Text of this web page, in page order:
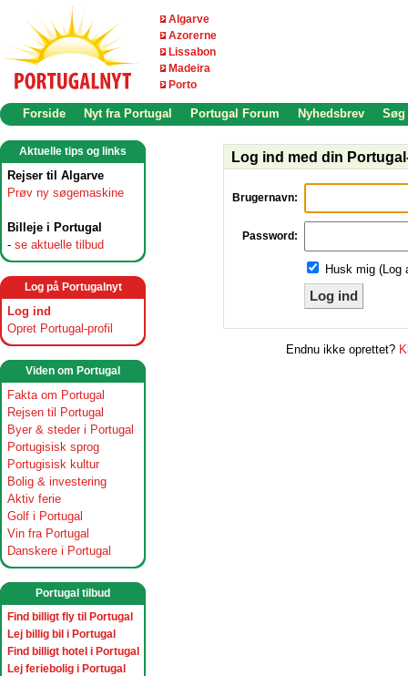
Algarve
Azorerne
Lissabon
Madeira
Porto
Forside Nyt fra Portugal Portugal Forum Nyhedsbrev Søg
Aktuelle tips og links
Rejser til Algarve
Prøv ny søgemaskine
Billeje i Portugal
- se aktuelle tilbud
Log på Portugalnyt
Log ind
Opret Portugal-profil
Viden om Portugal
Fakta om Portugal
Rejsen til Portugal
Byer & steder i Portugal
Portugisisk sprog
Portugisisk kultur
Bolig & investering
Aktiv ferie
Golf i Portugal
Vin fra Portugal
Danskere i Portugal
Portugal tilbud
Find billigt fly til Portugal
Lej billig bil i Portugal
Find billigt hotel i Portugal
Lej feriebolig i Portugal
Log ind med din
Brugernavn:
Password:
Husk mig (Log
Log ind
Endnu ikke oprettet?